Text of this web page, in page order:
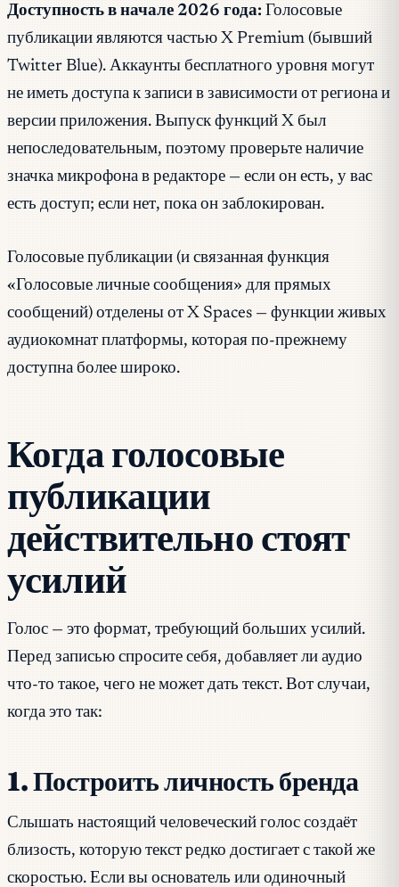
Доступность в начале 2026 года: Голосовые
публикации являются частью X Premium (бывший
Twitter Blue). Аккаунты бесплатного уровня могут
не иметь доступа к записи в зависимости от региона и
версии приложения. Выпуск функций X был
непоследовательным, поэтому проверьте наличие
значка микрофона в редакторе — если он есть, у вас
есть доступ; если нет, пока он заблокирован.
Голосовые публикации (и связанная функция
«Голосовые личные сообщения» для прямых
сообщений) отделены от X Spaces — функции живых
аудиокомнат платформы, которая по-прежнему
доступна более широко.
Когда голосовые
публикации
действительно стоят
усилий
Голос — это формат, требующий больших усилий.
Перед записью спросите себя, добавляет ли аудио
что-то такое, чего не может дать текст. Вот случаи,
когда это так:
1. Построить личность бренда
Слышать настоящий человеческий голос создаёт
близость, которую текст редко достигает с такой же
скоростью. Если вы основатель или одиночный